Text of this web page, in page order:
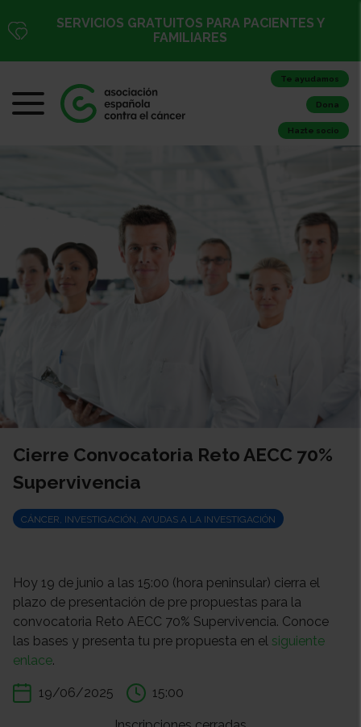
SERVICIOS GRATUITOS PARA PACIENTES Y
FAMILIARES
Te ayudamos
Dona
Hazte socio
Cierre Convocatoria Reto AECC 70%
Supervivencia
CÁNCER, INVESTIGACIÓN, AYUDAS A LA INVESTIGACIÓN
Hoy 19 de junio a las 15:00 (hora peninsular) cierra el
plazo de presentación de pre propuestas para la
convocatoria Reto AECC 70% Supervivencia. Conoce
las bases y presenta tu pre propuesta en el siguiente
enlace.
19/06/2025 15:00